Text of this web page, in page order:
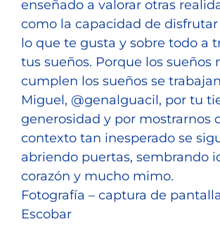
enseñado a valorar otras
como la capacidad de
lo que te gusta y sobre todo a
tus sueños. Porque los sueños
cumplen los sueños se
Miguel, @genalguacil, por tu
generosidad y por mostrarnos
contexto tan inesperado se
abriendo puertas, sembrando
corazón y mucho mimo.
Fotografía – captura de
Escobar